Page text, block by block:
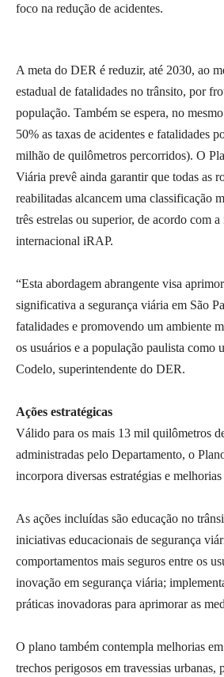
foco na redução de acidentes.
A meta do DER é reduzir, até 2030, ao
estadual de fatalidades no trânsito, por
população. Também se espera, no
50% as taxas de acidentes e fatalidades
milhão de quilômetros percorridos). O
Viária prevê ainda garantir que todas as
reabilitadas alcancem uma classificação
três estrelas ou superior, de acordo com
internacional iRAP.
“Esta abordagem abrangente visa
significativa a segurança viária em São
fatalidades e promovendo um ambiente
os usuários e a população paulista como
Codelo, superintendente do DER.
Ações estratégicas
Válido para os mais 13 mil quilômetros
administradas pelo Departamento, o
incorpora diversas estratégias e
As ações incluídas são educação no
iniciativas educacionais de segurança
comportamentos mais seguros entre os
inovação em segurança viária;
práticas inovadoras para aprimorar as
O plano também contempla melhorias
trechos perigosos em travessias urbanas,